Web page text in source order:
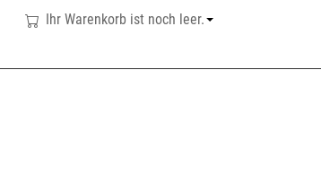
Ihr Warenkorb ist noch leer.